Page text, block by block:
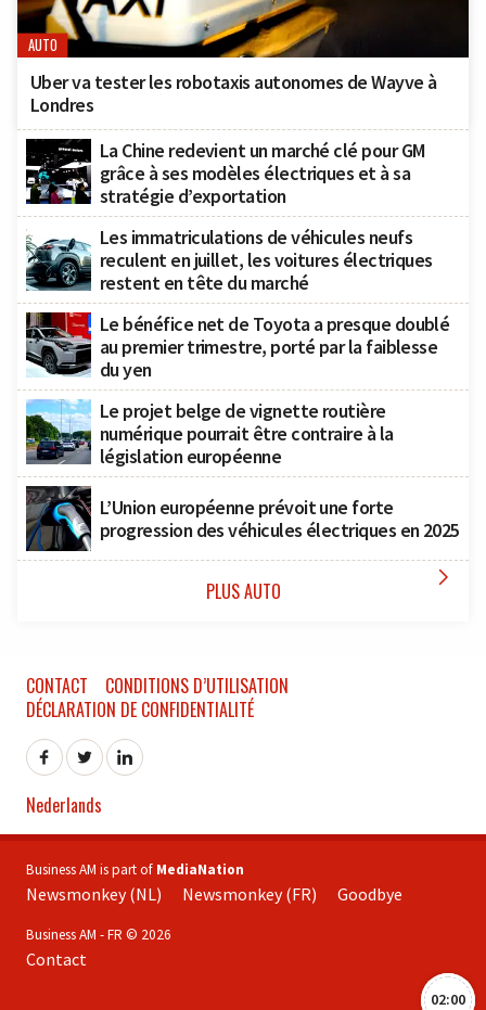
AUTO
Uber va tester les robotaxis autonomes de Wayve à
Londres
La Chine redevient un marché clé pour GM
grâce à ses modèles électriques et à sa
stratégie d’exportation
Les immatriculations de véhicules neufs
reculent en juillet, les voitures électriques
restent en tête du marché
Le bénéfice net de Toyota a presque doublé
au premier trimestre, porté par la faiblesse
du yen
Le projet belge de vignette routière
numérique pourrait être contraire à la
législation européenne
L’Union européenne prévoit une forte
progression des véhicules électriques en 2025
PLUS AUTO 
02:00
CONTACT
CONDITIONS D’UTILISATION
DÉCLARATION DE CONFIDENTIALITÉ
Nederlands
Business AM is part of MediaNation
Newsmonkey (NL) Newsmonkey (FR) Goodbye
Business AM - FR © 2026
Contact